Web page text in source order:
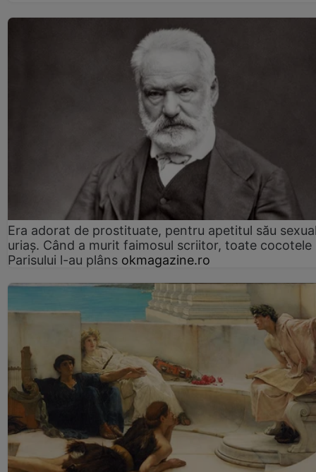
Era adorat de prostituate, pentru apetitul său
uriaș. Când a murit faimosul scriitor, toate cocotele
Parisului l-au plâns okmagazine.ro